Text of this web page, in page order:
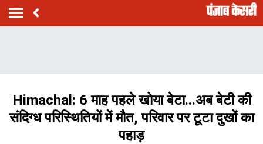
Himachal: 6 माह पहले खोया बेटा...अब बेटी की
संदिग्ध परिस्थितियों में मौत, परिवार पर टूटा दुखों का
पहाड़